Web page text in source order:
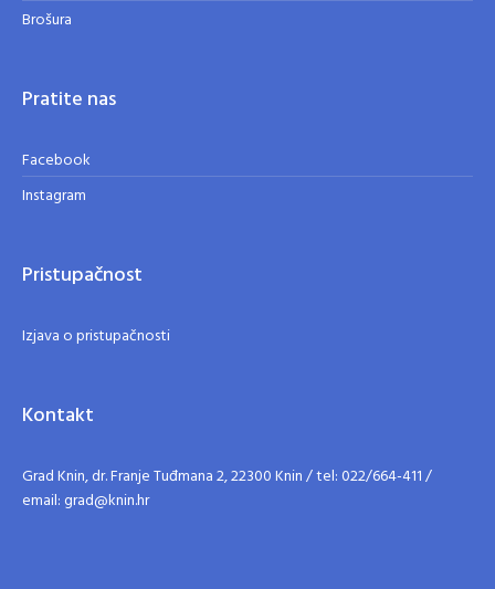
Brošura
Pratite nas
Facebook
Instagram
Pristupačnost
Izjava o pristupačnosti
Kontakt
Grad Knin, dr. Franje Tuđmana 2, 22300 Knin / tel: 022/664-411 /
email: grad@knin.hr